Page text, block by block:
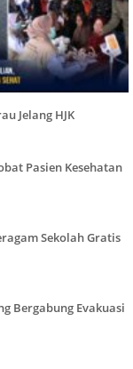
Jelang HJK
Pasien Kesehatan
Sekolah Gratis
Bergabung Evakuasi